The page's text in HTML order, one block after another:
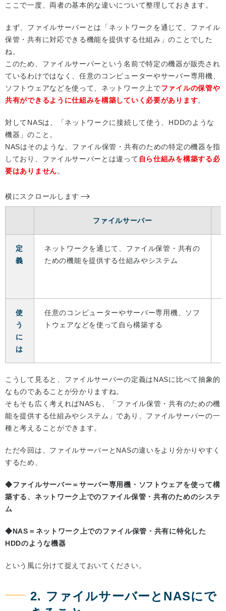
ここで一度、両者の基本的な違いについて整理しておきます。
まず、ファイルサーバーとは「ネットワークを通じて、ファイル
保管・共有に対応できる機能を提供する仕組み」のことでした
ね。
このため、ファイルサーバーという名前で特定の機器が販売され
ているわけではなく、任意のコンピューターやサーバー専用機、
ソフトウェアなどを使って、ネットワーク上でファイルの保管や
共有ができるように仕組みを構築していく必要があります。
対してNASは、「ネットワークに接続して使う、HDDのような
機器」のこと。
NASはそのような、ファイル保管・共有のための特定の機器を指
しており、ファイルサーバーとは違って 自ら仕組みを構築する必
要はありません。
横にスクロールします
ファイルサーバー
定
義
ネットワークを通じて、ファイル保管・共有の
ための機能を提供する仕組みやシステム
使
う
に
は
任意のコンピューターやサーバー専用機、ソフ
トウェアなどを使って自ら構築する
こうして見ると、ファイルサーバーの定義はNASに比べて抽象的
なものであることが分かりますね。
そもそも広く考えればNASも、「ファイル保管・共有のための機
能を提供する仕組みやシステム」であり、ファイルサーバーの一
種と考えることができます。
ただ今回は、ファイルサーバーとNASの違いをより分かりやすく
するため、
◆ファイルサーバー＝サーバー専用機・ソフトウェアを使って構
築する、ネットワーク上でのファイル保管・共有のためのシステ
ム
◆NAS＝ネットワーク上でのファイル保管・共有に特化した
HDDのような機器
という風に分けて捉えておいてください。
2. ファイルサーバーとNASにで